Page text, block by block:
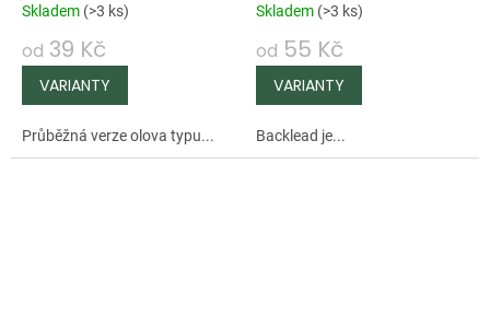
Skladem (>3 ks)
od 39 Kč
Průběžná verze olova typu...
Skladem (>3 ks)
od 55 Kč
Backlead je...